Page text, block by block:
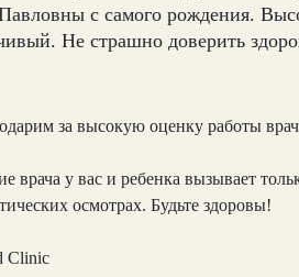
с самого рождения.
Не страшно доверить
за высокую оценку работы
врача у вас и ребенка вызывает
осмотрах. Будьте здоровы!
Clinic